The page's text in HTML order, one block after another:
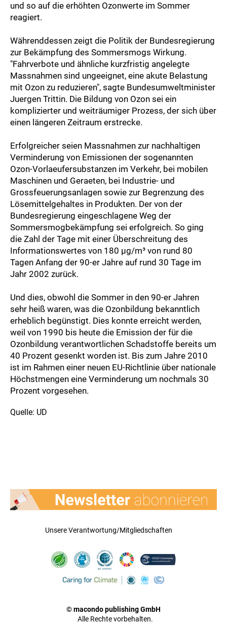
und so auf die erhöhten Ozonwerte im Sommer
reagiert.
Währenddessen zeigt die Politik der Bundesregierung
zur Bekämpfung des Sommersmogs Wirkung.
"Fahrverbote und ähnliche kurzfristig angelegte
Massnahmen sind ungeeignet, eine akute Belastung
mit Ozon zu reduzieren", sagte Bundesumweltminister
Juergen Trittin. Die Bildung von Ozon sei ein
komplizierter und weiträumiger Prozess, der sich über
einen längeren Zeitraum erstrecke.
Erfolgreicher seien Massnahmen zur nachhaltigen
Verminderung von Emissionen der sogenannten
Ozon-Vorlaeufersubstanzen im Verkehr, bei mobilen
Maschinen und Geraeten, bei Industrie- und
Grossfeuerungsanlagen sowie zur Begrenzung des
Lösemittelgehaltes in Produkten. Der von der
Bundesregierung eingeschlagene Weg der
Sommersmogbekämpfung sei erfolgreich. So ging
die Zahl der Tage mit einer Überschreitung des
Informationswertes von 180 µg/m³ von rund 80
Tagen Anfang der 90-er Jahre auf rund 30 Tage im
Jahr 2002 zurück.
Und dies, obwohl die Sommer in den 90-er Jahren
sehr heiß waren, was die Ozonbildung bekanntlich
erheblich begünstigt. Dies konnte erreicht werden,
weil von 1990 bis heute die Emission der für die
Ozonbildung verantwortlichen Schadstoffe bereits um
40 Prozent gesenkt worden ist. Bis zum Jahre 2010
ist im Rahmen einer neuen EU-Richtlinie über nationale
Höchstmengen eine Verminderung um nochmals 30
Prozent vorgesehen.
Quelle: UD
Unsere Verantwortung/Mitgliedschaften
© macondo publishing GmbH
Alle Rechte vorbehalten.